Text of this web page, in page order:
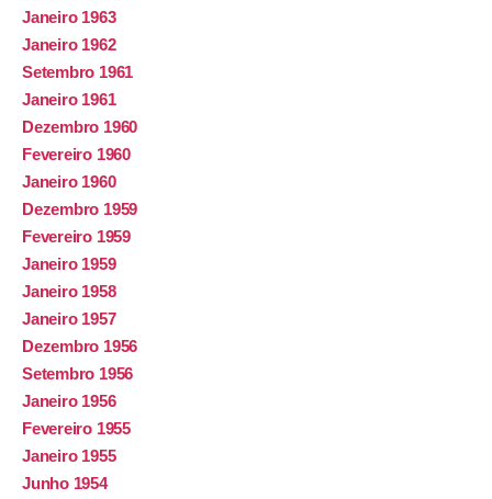
Janeiro 1963
Janeiro 1962
Setembro 1961
Janeiro 1961
Dezembro 1960
Fevereiro 1960
Janeiro 1960
Dezembro 1959
Fevereiro 1959
Janeiro 1959
Janeiro 1958
Janeiro 1957
Dezembro 1956
Setembro 1956
Janeiro 1956
Fevereiro 1955
Janeiro 1955
Junho 1954